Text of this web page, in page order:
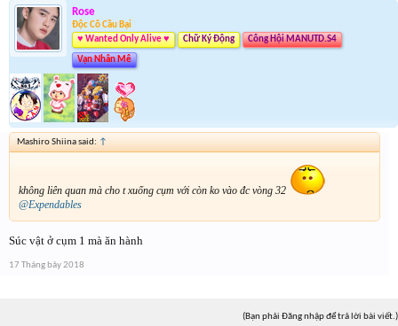
Rose
Độc Cô Cầu Bại
♥ Wanted Only Alive ♥
Chữ Ký Động Công Hội MANUTD.S4
Vạn Nhân Mê
Mashiro Shiina said: ↑
không liên quan mà cho t xuống cụm với còn ko vào đc vòng 32
@Expendables
Súc vật ở cụm 1 mà ăn hành
17 Tháng bảy 2018
(Bạn phải Đăng nhập để trả lời bài viết.)